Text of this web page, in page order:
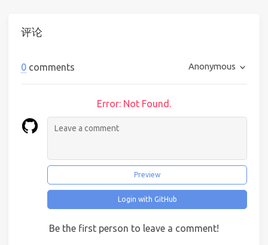
评论
0 comments Anonymous
Error: Not Found.
Preview
Login with GitHub
Be the first person to leave a comment!